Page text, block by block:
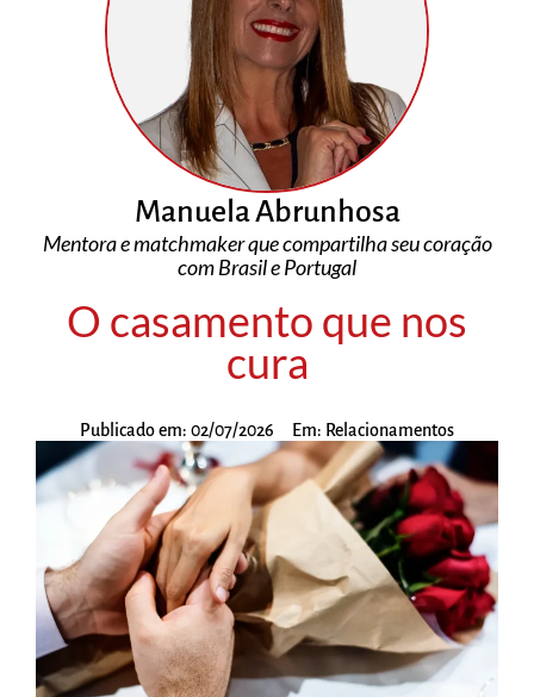
Manuela Abrunhosa
Mentora e matchmaker que compartilha seu coração
com Brasil e Portugal
O casamento que nos
cura
Publicado em: 02/07/2026 Em: Relacionamentos